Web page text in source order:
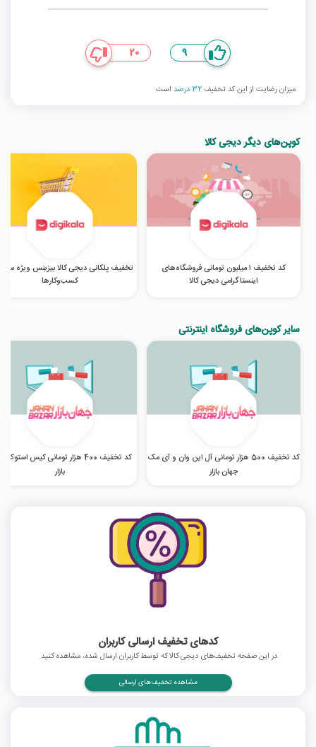
9
20
میزان رضایت از این کد تخفیف 32 درصد است
کوپن‌های دیگر دیجی کالا
کد تخفیف ۱ میلیون تومانی فروشگاه‌های
اینستاگرامی دیجی کالا
تخفیف پلکانی دیجی کالا بیزینس ویژه
کسب‌‌وکارها
سایر کوپن‌های فروشگاه اینترنتی
کد تخفیف 500 هزار تومانی آل این وان و آی مک
جهان بازار
کد تخفیف 400 هزار تومانی کیس
بازار
کدهای تخفیف ارسالی کاربران
در این صفحه تخفیف‌های دیجی کالا که توسط کاربران ارسال شده، مشاهده کنید.
مشاهده تخفیف‌های ارسالی